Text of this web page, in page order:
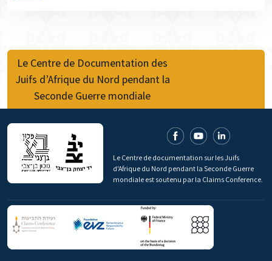
Le Centre de Documentation des
Juifs d’Afrique du Nord pendant la
Seconde Guerre mondiale
Le Centre de documentation sur les Juifs
d'Afrique du Nord pendant la Seconde Guerre
mondiale est soutenu par la Claims Conference.